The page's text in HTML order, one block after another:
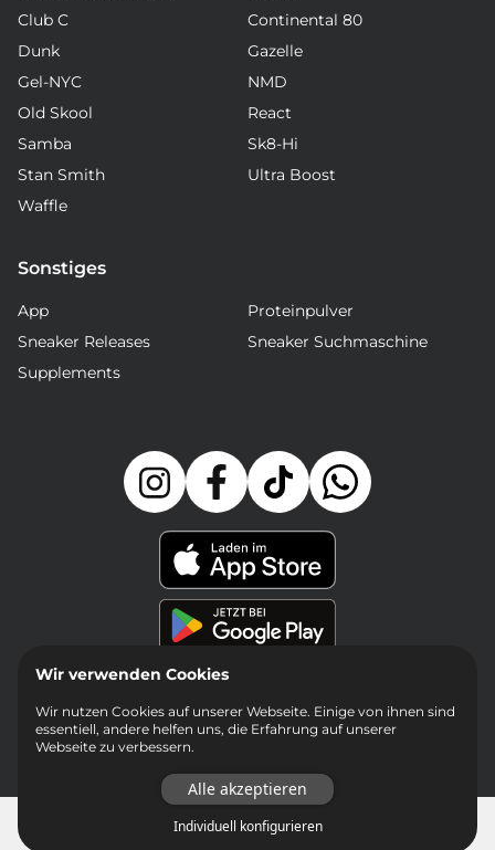
Club C
Continental 80
Dunk
Gazelle
Gel-NYC
NMD
Old Skool
React
Samba
Sk8-Hi
Stan Smith
Ultra Boost
Waffle
Sonstiges
App
Proteinpulver
Sneaker Releases
Sneaker Suchmaschine
Supplements
Impressum Jobs Datenschutz
Wir verwenden Cookies
Wir nutzen Cookies auf unserer Webseite. Einige von ihnen sind
essentiell, andere helfen uns, die Erfahrung auf unserer
Webseite zu verbessern.
Alle akzeptieren
Individuell konfigurieren